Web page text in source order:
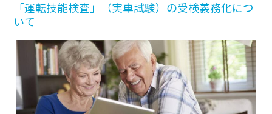
「運転技能検査」（実車試験）の受検義務化につ
いて